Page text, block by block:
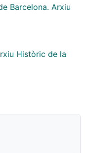
préstec, etc);
Barcelona. Arxiu
Històric de la